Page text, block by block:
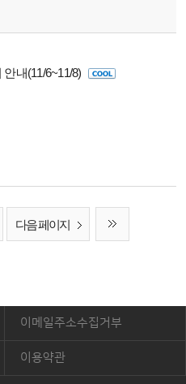
내(11/6~11/8)
다음 페이지
이메일주소수집거부
이용약관